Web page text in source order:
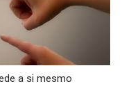
a si mesmo